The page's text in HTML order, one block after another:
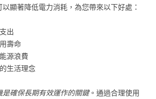
顯著降低電力消耗，為您帶來以下好處：
出
壽命
源浪費
生活理念
確保長期有效運作的關鍵。通過合理使用